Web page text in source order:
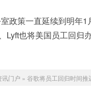
政策一直延续到明年
也将美国员工回归
讯门户 » 谷歌将员工回归时间推